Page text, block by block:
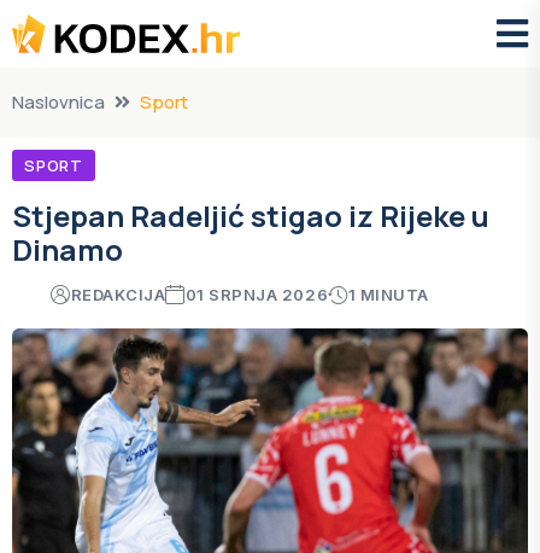
Naslovnica Sport
SPORT
Stjepan Radeljić stigao iz Rijeke u
Dinamo
REDAKCIJA 01 SRPNJA 2026 1 MINUTA